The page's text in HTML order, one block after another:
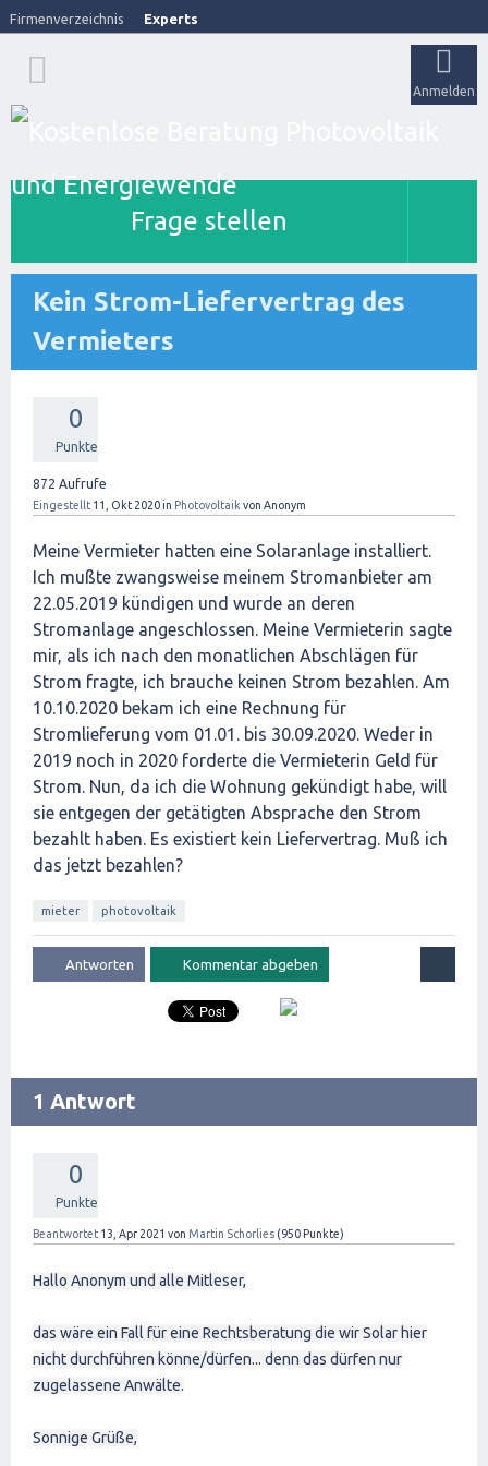
Firmenverzeichnis Experts
Anmelden
Frage stellen
Kein Strom-Liefervertrag des
Vermieters
0
Punkte
872 Aufrufe
Eingestellt 11, Okt 2020in Photovoltaik von Anonym
Meine Vermieter hatten eine Solaranlage installiert.
Ich mußte zwangsweise meinem Stromanbieter am
22.05.2019 kündigen und wurde an deren
Stromanlage angeschlossen. Meine Vermieterin sagte
mir, als ich nach den monatlichen Abschlägen für
Strom fragte, ich brauche keinen Strom bezahlen. Am
10.10.2020 bekam ich eine Rechnung für
Stromlieferung vom 01.01. bis 30.09.2020. Weder in
2019 noch in 2020 forderte die Vermieterin Geld für
Strom. Nun, da ich die Wohnung gekündigt habe, will
sie entgegen der getätigten Absprache den Strom
bezahlt haben. Es existiert kein Liefervertrag. Muß ich
das jetzt bezahlen?
mieter photovoltaik
1 Antwort
0
Punkte
Beantwortet 13, Apr 2021 von Martin Schorlies (950 Punkte)
Hallo Anonym und alle Mitleser,
das wäre ein Fall für eine Rechtsberatung die wir Solar hier
nicht durchführen könne/dürfen... denn das dürfen nur
zugelassene Anwälte.
Sonnige Grüße,